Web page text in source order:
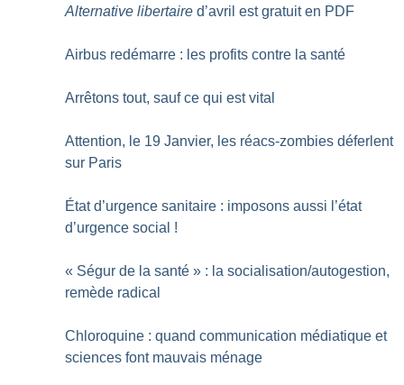
Alternative libertaire d’avril est gratuit en PDF
Airbus redémarre : les profits contre la santé
Arrêtons tout, sauf ce qui est vital
Attention, le 19 Janvier, les réacs-zombies déferlent
sur Paris
État d’urgence sanitaire : imposons aussi l’état
d’urgence social !
« Ségur de la santé » : la socialisation/autogestion,
remède radical
Chloroquine : quand communication médiatique et
sciences font mauvais ménage